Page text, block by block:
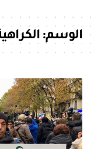
الوسم:الكراهية